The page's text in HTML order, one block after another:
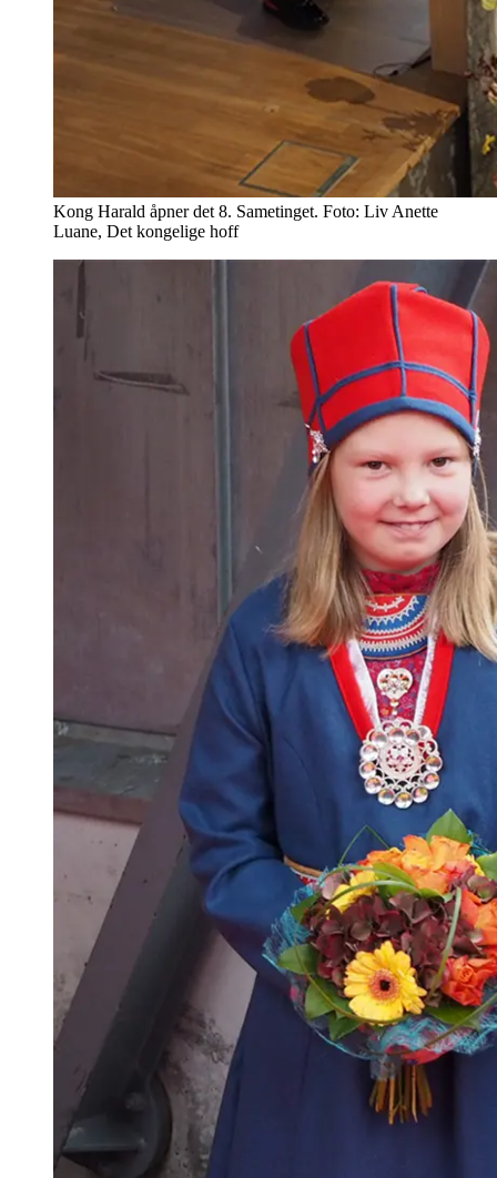
Kong Harald åpner det 8. Sametinget. Foto: Liv Anette
Luane, Det kongelige hoff